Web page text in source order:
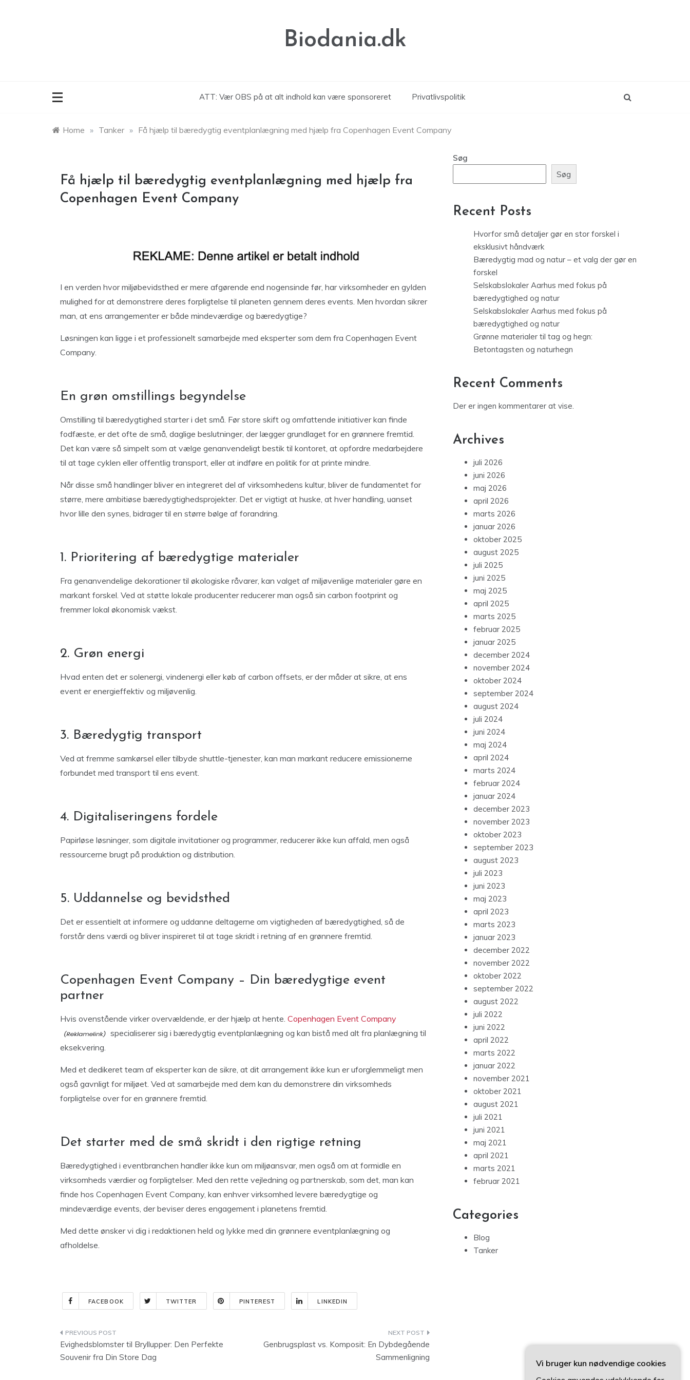
Biodania.dk
ATT: Vær OBS på at alt indhold kan være sponsoreret Privatlivspolitik
Home » Tanker » Få hjælp til bæredygtig eventplanlægning med hjælp fra Copenhagen Event Company
Få hjælp til bæredygtig eventplanlægning med hjælp fra
Copenhagen Event Company
I en verden hvor miljøbevidsthed er mere afgørende end nogensinde før, har virksomheder en gylden
mulighed for at demonstrere deres forpligtelse til planeten gennem deres events. Men hvordan sikrer
man, at ens arrangementer er både mindeværdige og bæredygtige?
Løsningen kan ligge i et professionelt samarbejde med eksperter som dem fra Copenhagen Event
Company.
En grøn omstillings begyndelse
Omstilling til bæredygtighed starter i det små. Før store skift og omfattende initiativer kan finde
fodfæste, er det ofte de små, daglige beslutninger, der lægger grundlaget for en grønnere fremtid.
Det kan være så simpelt som at vælge genanvendeligt bestik til kontoret, at opfordre medarbejdere
til at tage cyklen eller offentlig transport, eller at indføre en politik for at printe mindre.
Når disse små handlinger bliver en integreret del af virksomhedens kultur, bliver de fundamentet for
større, mere ambitiøse bæredygtighedsprojekter. Det er vigtigt at huske, at hver handling, uanset
hvor lille den synes, bidrager til en større bølge af forandring.
1. Prioritering af bæredygtige materialer
Fra genanvendelige dekorationer til økologiske råvarer, kan valget af miljøvenlige materialer gøre en
markant forskel. Ved at støtte lokale producenter reducerer man også sin carbon footprint og
fremmer lokal økonomisk vækst.
2. Grøn energi
Hvad enten det er solenergi, vindenergi eller køb af carbon offsets, er der måder at sikre, at ens
event er energieffektiv og miljøvenlig.
3. Bæredygtig transport
Ved at fremme samkørsel eller tilbyde shuttle-tjenester, kan man markant reducere emissionerne
forbundet med transport til ens event.
4. Digitaliseringens fordele
Papirløse løsninger, som digitale invitationer og programmer, reducerer ikke kun affald, men også
ressourcerne brugt på produktion og distribution.
5. Uddannelse og bevidsthed
Det er essentielt at informere og uddanne deltagerne om vigtigheden af bæredygtighed, så de
forstår dens værdi og bliver inspireret til at tage skridt i retning af en grønnere fremtid.
Copenhagen Event Company – Din bæredygtige event
partner
Hvis ovenstående virker overvældende, er der hjælp at hente. Copenhagen Event Company
specialiserer sig i bæredygtig eventplanlægning og kan bistå med alt fra planlægning til
eksekvering.
Med et dedikeret team af eksperter kan de sikre, at dit arrangement ikke kun er uforglemmeligt men
også gavnligt for miljøet. Ved at samarbejde med dem kan du demonstrere din virksomheds
forpligtelse over for en grønnere fremtid.
Det starter med de små skridt i den rigtige retning
Bæredygtighed i eventbranchen handler ikke kun om miljøansvar, men også om at formidle en
virksomheds værdier og forpligtelser. Med den rette vejledning og partnerskab, som det, man kan
finde hos Copenhagen Event Company, kan enhver virksomhed levere bæredygtige og
mindeværdige events, der beviser deres engagement i planetens fremtid.
Med dette ønsker vi dig i redaktionen held og lykke med din grønnere eventplanlægning og
afholdelse.
FACEBOOK TWITTER PINTEREST LINKEDIN
Indlægsnavigation
Evighedsblomster til Bryllupper: Den Perfekte
Souvenir fra Din Store Dag
Genbrugsplast vs. Komposit: En Dybdegående
Sammenligning
Søg
Søg
Recent Posts
Hvorfor små detaljer gør en stor forskel i
eksklusivt håndværk
Bæredygtig mad og natur – et valg der gør en
forskel
Selskabslokaler Aarhus med fokus på
bæredygtighed og natur
Selskabslokaler Aarhus med fokus på
bæredygtighed og natur
Grønne materialer til tag og hegn:
Betontagsten og naturhegn
Recent Comments
Der er ingen kommentarer at vise.
Archives
juli 2026
juni 2026
maj 2026
april 2026
marts 2026
januar 2026
oktober 2025
august 2025
juli 2025
juni 2025
maj 2025
april 2025
marts 2025
februar 2025
januar 2025
december 2024
november 2024
oktober 2024
september 2024
august 2024
juli 2024
juni 2024
maj 2024
april 2024
marts 2024
februar 2024
januar 2024
december 2023
november 2023
oktober 2023
september 2023
august 2023
juli 2023
juni 2023
maj 2023
april 2023
marts 2023
januar 2023
december 2022
november 2022
oktober 2022
september 2022
august 2022
juli 2022
juni 2022
april 2022
marts 2022
januar 2022
november 2021
oktober 2021
august 2021
juli 2021
juni 2021
maj 2021
april 2021
marts 2021
februar 2021
Categories
Blog
Tanker
Vi bruger kun nødvendige cookies